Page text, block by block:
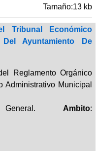
Tamaño:13 kb
Tribunal Económico
Ayuntamiento De
Reglamento Orgánico
Administrativo Municipal
General. Ambito: